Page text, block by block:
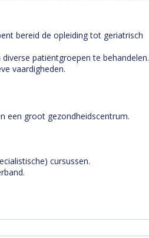
bereid de opleiding tot geriatrisch
patiëntgroepen te behandelen.
vaardigheden.
een groot gezondheidscentrum.
cursussen.